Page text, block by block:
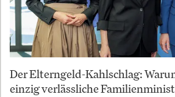
Der Elterngeld-Kahlschlag:
einzig verlässliche